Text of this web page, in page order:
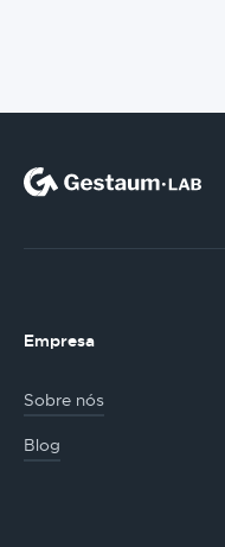
Empresa
Sobre nós
Blog